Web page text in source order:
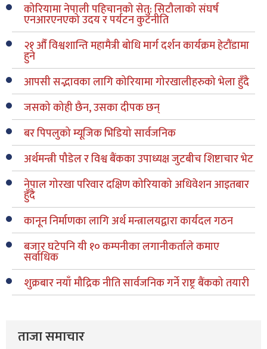
कोरियामा नेपाली पहिचानको सेतु: सिटौलाको संघर्ष
एनआरएनएको उदय र पर्यटन कुटनीति
२१ औँ विश्वशान्ति महामैत्री बोधि मार्ग दर्शन कार्यक्रम हेटौंडामा
हुने
आपसी सद्भावका लागि कोरियामा गोरखालीहरुको भेला हुँदै
जसको कोही छैन, उसका दीपक छन्
बर पिपलुको म्यूजिक भिडियो सार्वजनिक
अर्थमन्त्री पौडेल र विश्व बैंकका उपाध्यक्ष जुटबीच शिष्टाचार भेट
नेपाल गोरखा परिवार दक्षिण कोरियाको अधिवेशन आइतबार
हुँदै
कानून निर्माणका लागि अर्थ मन्त्रालयद्वारा कार्यदल गठन
बजार घटेपनि यी १० कम्पनीका लगानीकर्ताले कमाए
सर्वाधिक
शुक्रबार नयाँ मौद्रिक नीति सार्वजनिक गर्ने राष्ट्र बैंकको तयारी
ताजा समाचार